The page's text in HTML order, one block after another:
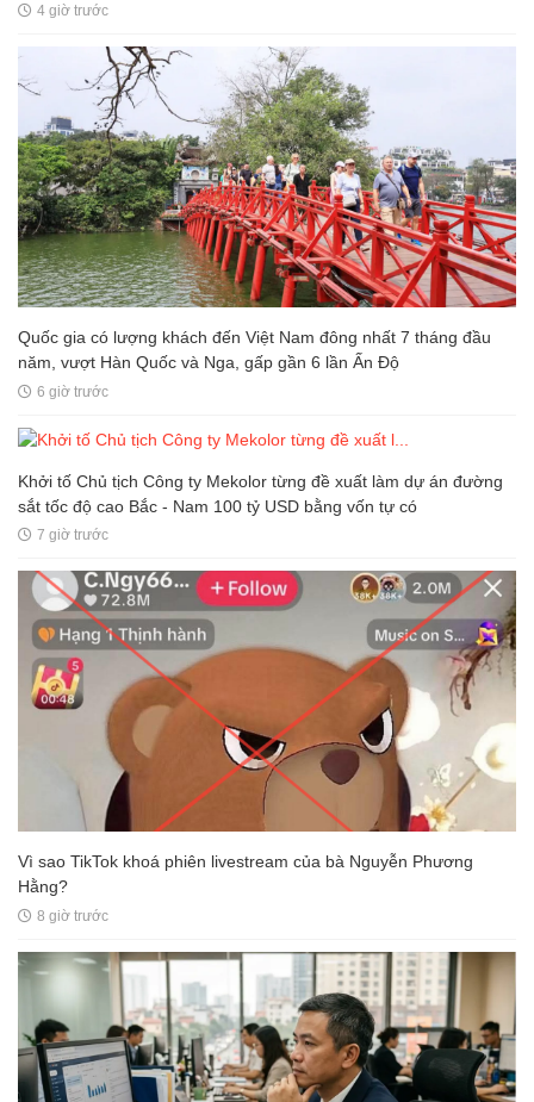
4 giờ trước
Quốc gia có lượng khách đến Việt Nam đông nhất 7 tháng đầu
năm, vượt Hàn Quốc và Nga, gấp gần 6 lần Ấn Độ
6 giờ trước
Khởi tố Chủ tịch Công ty Mekolor từng đề xuất làm dự án đường
sắt tốc độ cao Bắc - Nam 100 tỷ USD bằng vốn tự có
7 giờ trước
Vì sao TikTok khoá phiên livestream của bà Nguyễn Phương
Hằng?
8 giờ trước